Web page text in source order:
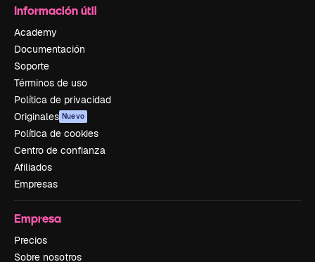
Información útil
Academy
Documentación
Soporte
Términos de uso
Política de privacidad
Originales Nuevo
Política de cookies
Centro de confianza
Afiliados
Empresas
Empresa
Precios
Sobre nosotros